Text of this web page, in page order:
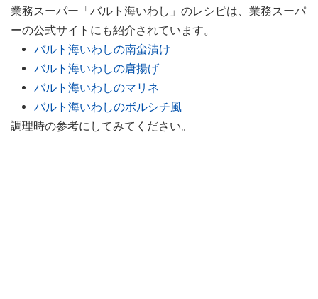
業務スーパー「バルト海いわし」のレシピは、業務スーパ
ーの公式サイトにも紹介されています。
バルト海いわしの南蛮漬け
バルト海いわしの唐揚げ
バルト海いわしのマリネ
バルト海いわしのボルシチ風
調理時の参考にしてみてください。